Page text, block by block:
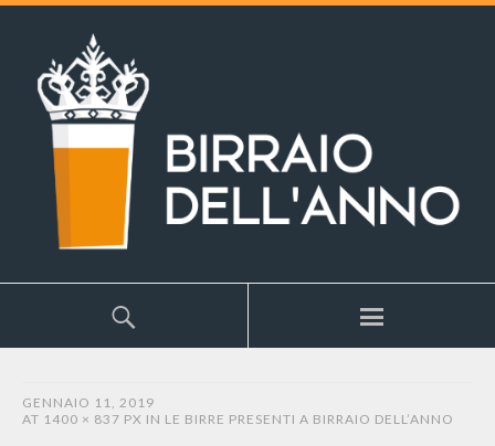
GENNAIO 11, 2019
AT 1400 × 837 PX IN LE BIRRE PRESENTI A BIRRAIO DELL’ANNO